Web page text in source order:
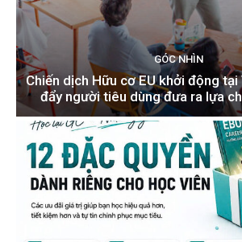
GÓC NHÌN
Chiến dịch Hữu cơ EU khởi động
đẩy người tiêu dùng đưa ra lựa